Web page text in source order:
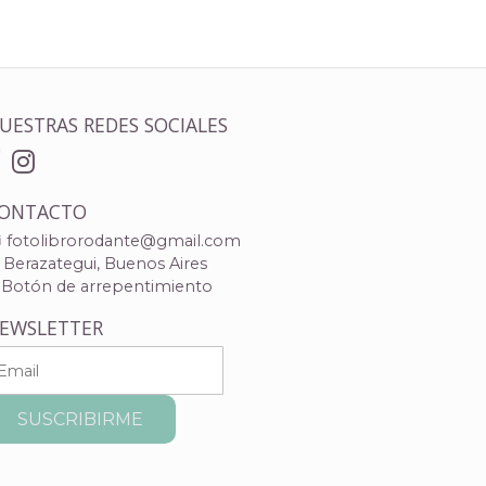
REDES SOCIALES
fotolibrorodante@gmail.com
Berazategui, Buenos Aires
Botón de arrepentimiento
SUSCRIBIRME